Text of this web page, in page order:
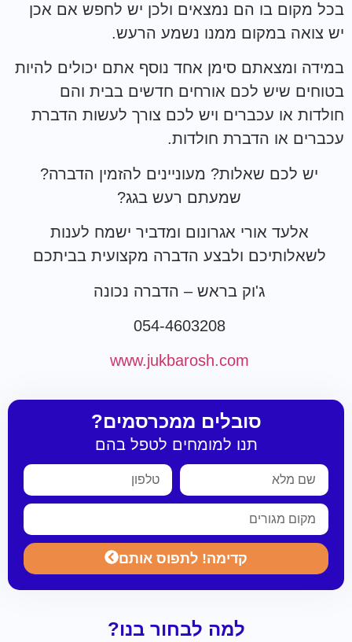
בכל מקום בו הם נמצאים ולכן יש לחפש אם אכן
יש צואה במקום ממנו נשמע הרעש.
במידה ומצאתם סימן אחד נוסף אתם יכולים להיות
בטוחים שיש לכם אורחים חדשים בבית והם
חולדות או עכברים ויש לכם צורך לעשות הדברת
עכברים או הדברת חולדות.
יש לכם שאלות? מעוניינים להזמין הדברה?
שמעתם רעש בגג?
אלעד אורי אגרונום ומדביר ישמח לענות
לשאלותיכם ולבצע הדברה מקצועית בביתכם
ג'וק בראש – הדברה נכונה
054-4603208
www.jukbarosh.com
סובלים ממכרסמים?
תנו למומחים לטפל בהם
קדימה! לתפוס אותם
למה לבחור בנו?